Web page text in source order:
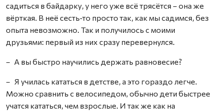
садиться в байдарку, у него уже всё трясётся – она же
вёрткая. В неё сесть‑то просто так, как мы садимся, без
опыта невозможно. Так и получилось с моими
друзьями: первый из них сразу перевернулся.
– А вы быстро научились держать равновесие?
– Я училась кататься в детстве, а это гораздо легче.
Можно сравнить с велосипедом, обычно дети быстрее
учатся кататься, чем взрослые. И так же как на